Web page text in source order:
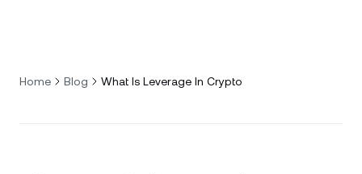
Home Blog What Is Leverage In Crypto